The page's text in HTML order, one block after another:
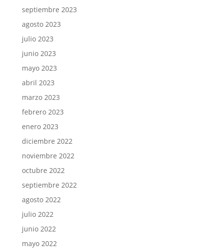
septiembre 2023
agosto 2023
julio 2023
junio 2023
mayo 2023
abril 2023
marzo 2023
febrero 2023
enero 2023
diciembre 2022
noviembre 2022
octubre 2022
septiembre 2022
agosto 2022
julio 2022
junio 2022
mayo 2022